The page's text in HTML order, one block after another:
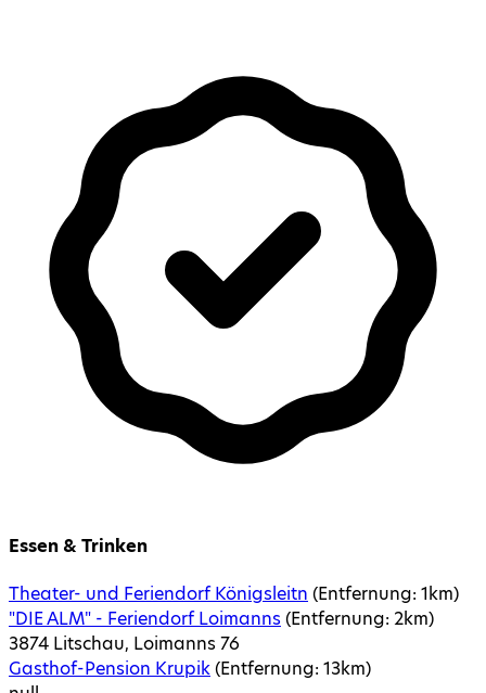
Essen & Trinken
Theater- und Feriendorf Königsleitn (Entfernung: 1km)
"DIE ALM" - Feriendorf Loimanns(Entfernung: 2km)
3874 Litschau, Loimanns 76
Gasthof-Pension Krupik(Entfernung: 13km)